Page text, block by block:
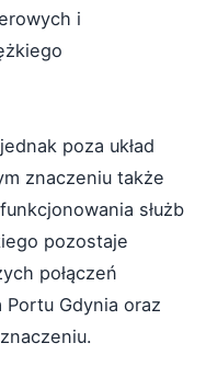
i
poza układ
znaczeniu także
służb
pozostaje
połączeń
Gdynia oraz